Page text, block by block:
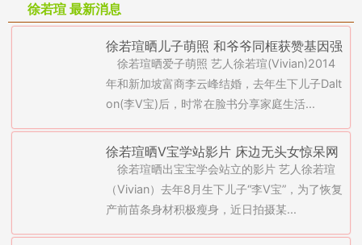
徐若瑄 最新消息
徐若瑄晒儿子萌照 和爷爷同框获赞基因强
徐若瑄晒爱子萌照 艺人徐若瑄(Vivian)2014
年和新加坡富商李云峰结婚，去年生下儿子Dalt
on(李V宝)后，时常在脸书分享家庭生活...
徐若瑄晒V宝学站影片 床边无头女惊呆网
徐若瑄晒出宝宝学会站立的影片 艺人徐若瑄
（Vivian）去年8月生下儿子“李V宝”，为了恢复
产前苗条身材积极瘦身，近日拍摄某...